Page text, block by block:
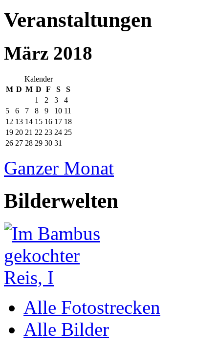
Veranstaltungen
März 2018
Kalender
M D M D F S
S
1
2 3
4
5
6 7 8 9 10 11
12 13 14 15 16 17 18
19 20 21 22 23 24 25
26 27 28 29 30 31
Ganzer Monat
Bilderwelten
Alle Fotostrecken
Alle Bilder